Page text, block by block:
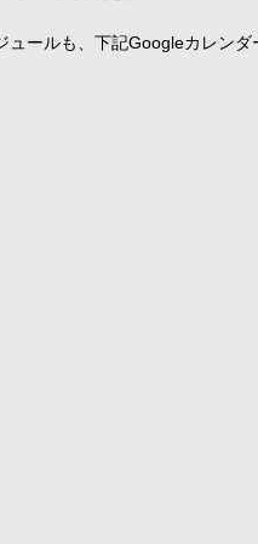
ールも、下記Googleカレンダ